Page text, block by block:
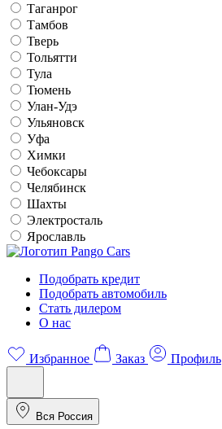
Таганрог
Тамбов
Тверь
Тольятти
Тула
Тюмень
Улан-Удэ
Ульяновск
Уфа
Химки
Чебоксары
Челябинск
Шахты
Электросталь
Ярославль
Подобрать кредит
Подобрать автомобиль
Стать дилером
О нас
Избранное Заказ Профиль
Вся Россия